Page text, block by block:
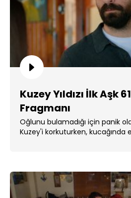
Kuzey Yıldızı İlk Aşk
Fragmanı
Oğlunu bulamadığı için panik
Kuzey'i korkuturken, kucağında